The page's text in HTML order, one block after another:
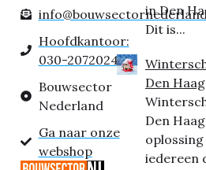
Hoofdkantoor:
030-2072024
Bouwsector
Nederland
Ga naar onze
webshop
in Den
Dit is...
Den Haag
Den
iedereen